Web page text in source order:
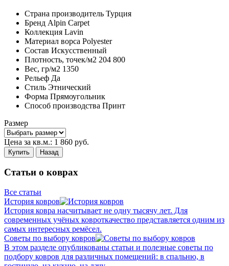
Страна производитель Турция
Бренд Alpin Carpet
Коллекция Lavin
Материал ворса Polyester
Состав Искусственный
Плотность, точек/м2 204 800
Вес, гр/м2 1350
Рельеф Да
Стиль Этнический
Форма Прямоугольник
Способ производства Принт
Размер
Цена за кв.м.: 1 860 руб.
Купить Назад
Статьи о коврах
Все статьи
История ковров
История ковра насчитывает не одну тысячу лет. Для
современных учёных ковроткачество представляется одним из
самых интересных ремёсел.
Советы по выбору ковров
В этом разделе опубликованы статьи и полезные советы по
подбору ковров для различных помещений: в спальню, в